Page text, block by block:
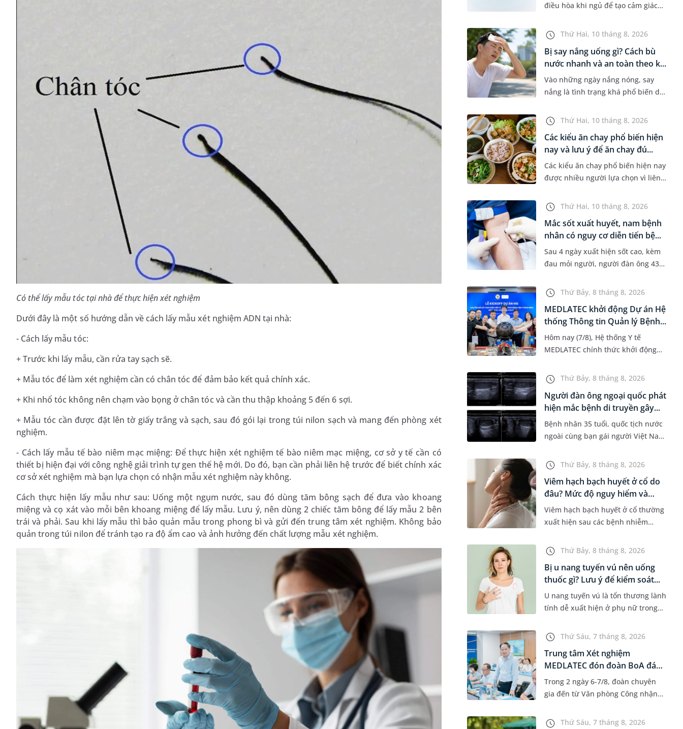
Có thể lấy mẫu tóc tại nhà để thực hiện xét nghiệm
Dưới đây là một số hướng dẫn về cách lấy mẫu xét nghiệm ADN tại nhà:
- Cách lấy mẫu tóc:
+ Trước khi lấy mẫu, cần rửa tay sạch sẽ.
+ Mẫu tóc để làm xét nghiệm cần có chân tóc để đảm bảo kết quả chính xác.
+ Khi nhổ tóc không nên chạm vào bọng ở chân tóc và cần thu thập khoảng 5 đến 6 sợi.
+ Mẫu tóc cần được đặt lên tờ giấy trắng và sạch, sau đó gói lại trong túi nilon sạch và mang đến phòng xét
nghiệm.
- Cách lấy mẫu tế bào niêm mạc miệng: Để thực hiện xét nghiệm tế bào niêm mạc miệng, cơ sở y tế cần có
thiết bị hiện đại với công nghệ giải trình tự gen thế hệ mới. Do đó, bạn cần phải liên hệ trước để biết chính xác
cơ sở xét nghiệm mà bạn lựa chọn có nhận mẫu xét nghiệm này không.
Cách thực hiện lấy mẫu như sau: Uống một ngụm nước, sau đó dùng tăm bông sạch để đưa vào khoang
miệng và cọ xát vào mỗi bên khoang miệng để lấy mẫu. Lưu ý, nên dùng 2 chiếc tăm bông để lấy mẫu 2 bên
trái và phải. Sau khi lấy mẫu thì bảo quản mẫu trong phong bì và gửi đến trung tâm xét nghiệm. Không bảo
quản trong túi nilon để tránh tạo ra độ ẩm cao và ảnh hưởng đến chất lượng mẫu xét nghiệm.
điều hòa khi ngủ để tạo cảm giác
bức. Tuy nhiên, không ít trường
hợp lại gặp tình trạng khô mũ...
Thứ Hai, 10 tháng 8, 2026
Bị say nắng uống gì? Cách bù
nước nhanh và an toàn theo k...
Vào những ngày nắng nóng, say
nắng là tình trạng khá phổ biến do
hòa thân nhiệt, thường gặp ở
người hoạt động ngoài trời. Nh...
Thứ Hai, 10 tháng 8, 2026
Các kiểu ăn chay phổ biến hiện
nay và lưu ý để ăn chay đú...
Các kiểu ăn chay phổ biến hiện nay
được nhiều người lựa chọn vì liên
lối sống lành mạnh. Tuy nhiên,
không phải ai cũng hiểu...
Thứ Hai, 10 tháng 8, 2026
Mắc sốt xuất huyết, nam bệnh
nhân có nguy cơ diễn tiến bệ...
Sau 4 ngày xuất hiện sốt cao, kèm
đau mỏi người, người đàn ông 43
huyết Dengue và phải nhập viện
điều trị ngay để tránh bi...
Thứ Bảy, 8 tháng 8, 2026
MEDLATEC khởi động Dự án Hệ
thống Thông tin Quản lý Bệnh...
Hôm nay (7/8), Hệ thống Y tế
MEDLATEC chính thức khởi động
Bệnh viện (HIS - Hospital
Information System) giai đoạn mới.
Dự á...
Thứ Bảy, 8 tháng 8, 2026
Người đàn ông ngoại quốc phát
hiện mắc bệnh di truyền gây...
Bệnh nhân 35 tuổi, quốc tịch nước
ngoài cùng bạn gái người Việt Nam
hôn nhân. Qua thăm khám và làm
các xét nghiệm chuyên sâu,...
Thứ Bảy, 8 tháng 8, 2026
Viêm hạch bạch huyết ở cổ do
đâu? Mức độ nguy hiểm và
phư...
Viêm hạch bạch huyết ở cổ thường
xuất hiện sau các bệnh nhiễm
đến lao hạch hoặc ung thư. Để tìm
hiểu nguyên nhân gây viêm,...
Thứ Bảy, 8 tháng 8, 2026
Bị u nang tuyến vú nên uống
thuốc gì? Lưu ý để kiểm soát...
U nang tuyến vú là tổn thương lành
tính dễ xuất hiện ở phụ nữ trong
mắc bệnh, nhiều người thường
băn khoăn u nang tuyến v...
Thứ Sáu, 7 tháng 8, 2026
Trung tâm Xét nghiệm
MEDLATEC đón đoàn BoA đánh
giá giám...
Trong 2 ngày 6-7/8, đoàn chuyên
gia đến từ Văn phòng Công nhận
nhận và đánh giá cao nỗ lực duy trì
Thứ Sáu, 7 tháng 8, 2026